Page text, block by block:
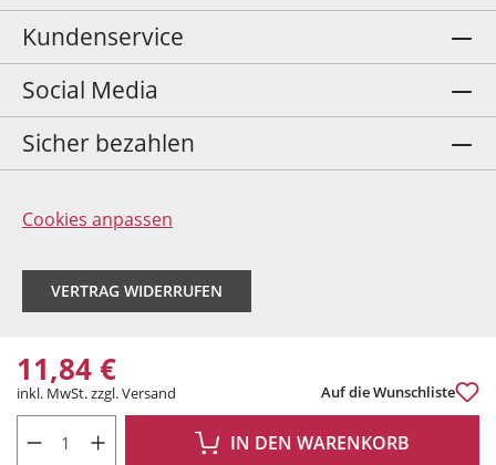
11,84 €
inkl. MwSt. zzgl. Versand Auf die Wunschliste
IN DEN WARENKORB
Kundenservice
Social Media
Sicher bezahlen
Cookies anpassen
VERTRAG WIDERRUFEN